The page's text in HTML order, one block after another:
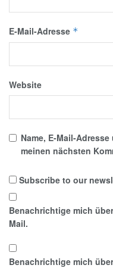
E-Mail-Adresse *
Website
Name, E-Mail-
meinen nächsten
Subscribe to our
Benachrichtige mich
Mail.
Benachrichtige mich